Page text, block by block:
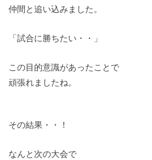
仲間と追い込みました。
「試合に勝ちたい・・」
この目的意識があったことで
頑張れましたね。
その結果・・！
なんと次の大会で